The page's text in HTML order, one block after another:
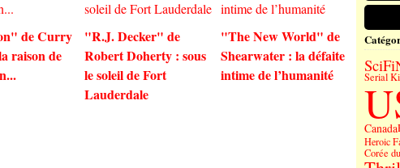
de Curry
raison de
"R.J. Decker" de
Robert Doherty : sous
le soleil de Fort
Lauderdale
"The New World" de
Shearwater : la défaite
intime de l’humanité
SciFi
Serial
Canada
Heroic
Corée